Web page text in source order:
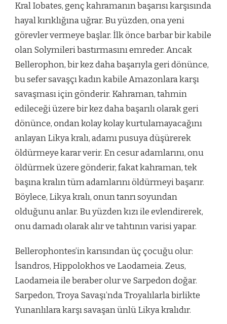
Kral Iobates, genç kahramanın başarısı karşısında
hayal kırıklığına uğrar. Bu yüzden, ona yeni
görevler vermeye başlar. İlk önce barbar bir kabile
olan Solymileri bastırmasını emreder. Ancak
Bellerophon, bir kez daha başarıyla geri dönünce,
bu sefer savaşçı kadın kabile Amazonlara karşı
savaşması için gönderir. Kahraman, tahmin
edileceği üzere bir kez daha başarılı olarak geri
dönünce, ondan kolay kolay kurtulamayacağını
anlayan Likya kralı, adamı pusuya düşürerek
öldürmeye karar verir. En cesur adamlarını, onu
öldürmek üzere gönderir, fakat kahraman, tek
başına kralın tüm adamlarını öldürmeyi başarır.
Böylece, Likya kralı, onun tanrı soyundan
olduğunu anlar. Bu yüzden kızı ile evlendirerek,
onu damadı olarak alır ve tahtının varisi yapar.
Bellerophontes’in karısından üç çocuğu olur:
İsandros, Hippolokhos ve Laodameia. Zeus,
Laodameia ile beraber olur ve Sarpedon doğar.
Sarpedon, Troya Savaşı’nda Troyalılarla birlikte
Yunanlılara karşı savaşan ünlü Likya kralıdır.